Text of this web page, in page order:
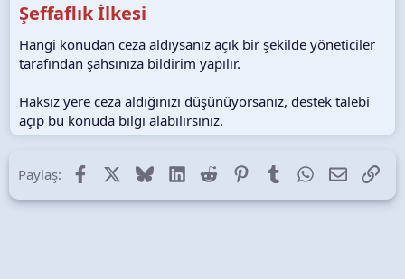
Şeffaflık İlkesi
Hangi konudan ceza aldıysanız açık bir şekilde yöneticiler
tarafından şahsınıza bildirim yapılır.
Haksız yere ceza aldığınızı düşünüyorsanız, destek talebi
açıp bu konuda bilgi alabilirsiniz.
Paylaş: FacebookX (Twitter)
BlueskyLinkedInReddit PinterestTumblr WhatsApp
E-postaLink